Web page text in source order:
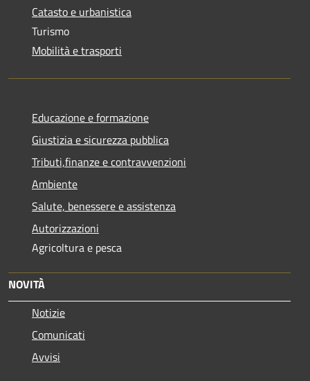
Catasto e urbanistica
Turismo
Mobilità e trasporti
Educazione e formazione
Giustizia e sicurezza pubblica
Tributi,finanze e contravvenzioni
Ambiente
Salute, benessere e assistenza
Autorizzazioni
Agricoltura e pesca
NOVITÀ
Notizie
Comunicati
Avvisi